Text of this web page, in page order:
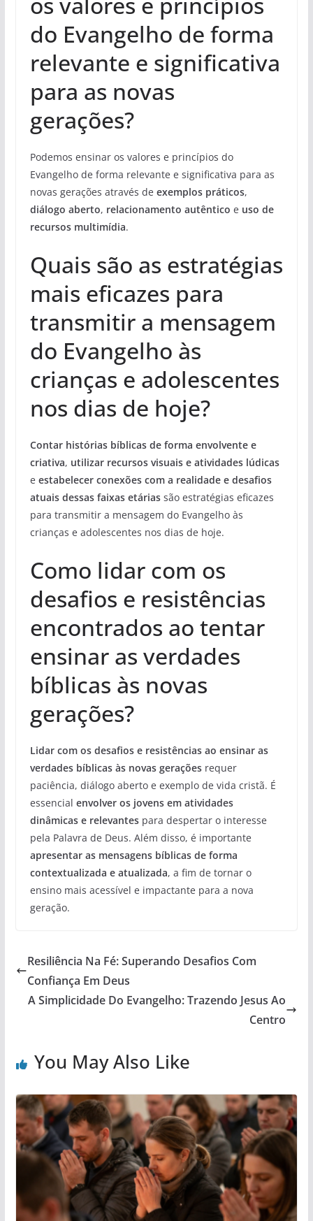
do Evangelho de forma
relevante e significativa
para as novas
gerações?
Podemos ensinar os valores e princípios do
Evangelho de forma relevante e significativa para as
novas gerações através de exemplos práticos,
diálogo aberto, relacionamento autêntico e uso de
recursos multimídia.
Quais são as estratégias
mais eficazes para
transmitir a mensagem
do Evangelho às
crianças e adolescentes
nos dias de hoje?
Contar histórias bíblicas de forma envolvente e
criativa, utilizar recursos visuais e atividades lúdicas
e estabelecer conexões com a realidade e desafios
atuais dessas faixas etáriassão estratégias eficazes
para transmitir a mensagem do Evangelho às
crianças e adolescentes nos dias de hoje.
Como lidar com os
desafios e resistências
encontrados ao tentar
ensinar as verdades
bíblicas às novas
gerações?
Lidar com os desafios e resistências ao ensinar as
verdades bíblicas às novas geraçõesrequer
paciência, diálogo aberto e exemplo de vida cristã. É
essencial envolver os jovens em atividades
dinâmicas e relevantespara despertar o interesse
pela Palavra de Deus. Além disso, é importante
apresentar as mensagens bíblicas de forma
contextualizada e atualizada, a fim de tornar o
ensino mais acessível e impactante para a nova
geração.
Resiliência Na Fé: Superando Desafios Com
Confiança Em Deus
A Simplicidade Do Evangelho: Trazendo Jesus Ao
Centro
You May Also Like